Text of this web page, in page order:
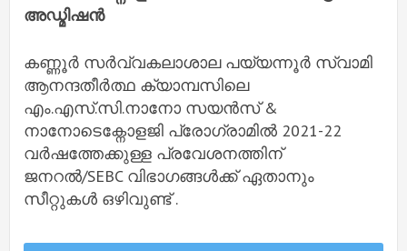
അഡ്മിഷൻ
കണ്ണൂർ സർവ്വകലാശാല പയ്യന്നൂർ സ്വാമി
ആനന്ദതീർത്ഥ ക്യാമ്പസിലെ
എം.എസ്.സി.നാനോ സയൻസ് &
നാനോടെക്നോളജി പ്രോഗ്രാമിൽ 2021-22
വർഷത്തേക്കുള്ള പ്രവേശനത്തിന്
ജനറൽ/SEBC വിഭാഗങ്ങൾക്ക് ഏതാനും
സീറ്റുകൾ ഒഴിവുണ്ട് .